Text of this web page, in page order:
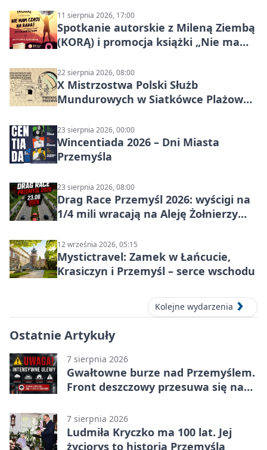
11 sierpnia 2026, 17:00
Spotkanie autorskie z Mileną Ziembą
(KORĄ) i promocja książki „Nie mam
22 sierpnia 2026, 08:00
X Mistrzostwa Polski Służb
Mundurowych w Siatkówce Plażowej
23 sierpnia 2026, 00:00
Wincentiada 2026 – Dni Miasta
Przemyśla
23 sierpnia 2026, 08:00
Drag Race Przemyśl 2026: wyścigi na
1/4 mili wracają na Aleję Żołnierzy
12 września 2026, 05:15
Mystictravel: Zamek w Łańcucie,
Krasiczyn i Przemyśl – serce wschodu
Kolejne wydarzenia
Ostatnie Artykuły
7 sierpnia 2026
Gwałtowne burze nad Przemyślem.
Front deszczowy przesuwa się na
7 sierpnia 2026
Ludmiła Kryczko ma 100 lat. Jej
życiorys to historia Przemyśla